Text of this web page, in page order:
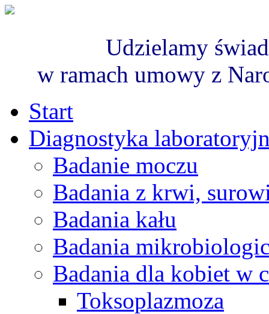
Udzielamy
w ramach umowy z
Start
Diagnostyka
Badanie moczu
Badania z krwi,
Badania kału
Badania
Badania dla kobiet w
Toksoplazmoza